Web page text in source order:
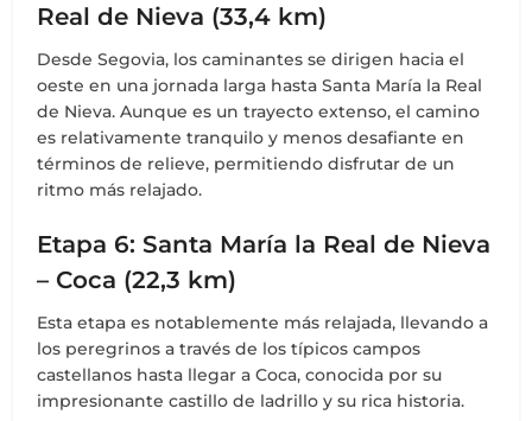
Real de Nieva (33,4 km)
Desde Segovia, los caminantes se dirigen hacia el
oeste en una jornada larga hasta Santa María la Real
de Nieva. Aunque es un trayecto extenso, el camino
es relativamente tranquilo y menos desafiante en
términos de relieve, permitiendo disfrutar de un
ritmo más relajado.
Etapa 6: Santa María la Real de Nieva
– Coca (22,3 km)
Esta etapa es notablemente más relajada, llevando a
los peregrinos a través de los típicos campos
castellanos hasta llegar a Coca, conocida por su
impresionante castillo de ladrillo y su rica historia.